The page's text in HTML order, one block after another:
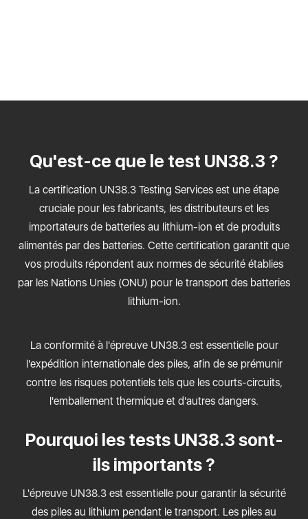
Qu'est-ce que le test UN38.3 ?
La certification UN38.3 Testing Services est une étape
cruciale pour les fabricants, les distributeurs et les
importateurs de batteries au lithium-ion et de produits
alimentés par des batteries. Cette certification garantit que
vos produits répondent aux normes de sécurité établies
par les Nations Unies (ONU) pour le transport des batteries
lithium-ion.
La conformité à l'épreuve UN38.3 est essentielle pour
l'expédition internationale des piles, afin de se prémunir
contre les risques potentiels tels que les courts-circuits,
l'emballement thermique et d'autres dangers.
Pourquoi les tests UN38.3 sont-
ils importants ?
L'épreuve UN38.3 est essentielle pour garantir la sécurité
des piles au lithium pendant le transport. Les piles au